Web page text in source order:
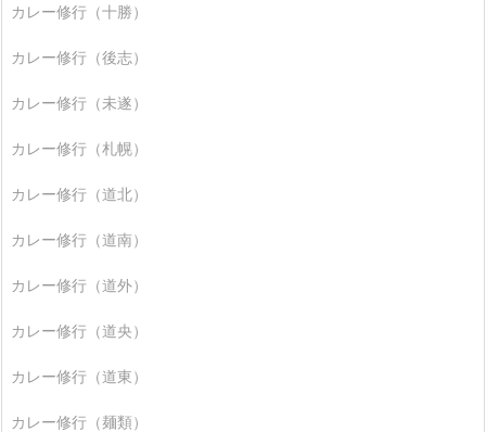
カレー修行（十勝）
カレー修行（後志）
カレー修行（未遂）
カレー修行（札幌）
カレー修行（道北）
カレー修行（道南）
カレー修行（道外）
カレー修行（道央）
カレー修行（道東）
カレー修行（麺類）